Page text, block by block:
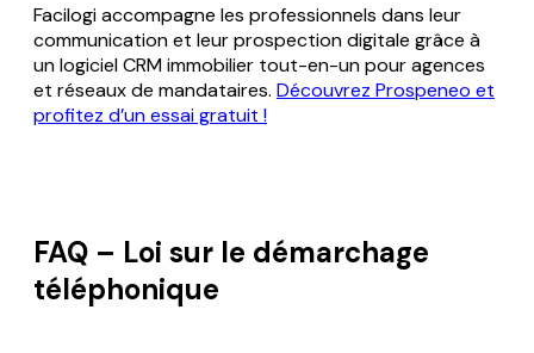
Facilogi accompagne les professionnels dans leur
communication et leur prospection digitale grâce à
un logiciel CRM immobilier tout-en-un pour agences
et réseaux de mandataires. Découvrez Prospeneo et
profitez d’un essai gratuit !
FAQ – Loi sur le démarchage
téléphonique